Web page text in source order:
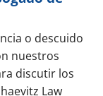
o descuido
nuestros
discutir los
Law